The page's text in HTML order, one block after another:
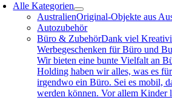
Alle Kategorien
AustralienOriginal-Objekte aus
Autozubehör
Büro & ZubehörDank viel
Werbegeschenken für Büro und
Wir bieten eine bunte Vielfalt an
Holding haben wir alles, was es
irgendwo ein Büro. Sei es mobil,
werden können. Vor allem Kinder